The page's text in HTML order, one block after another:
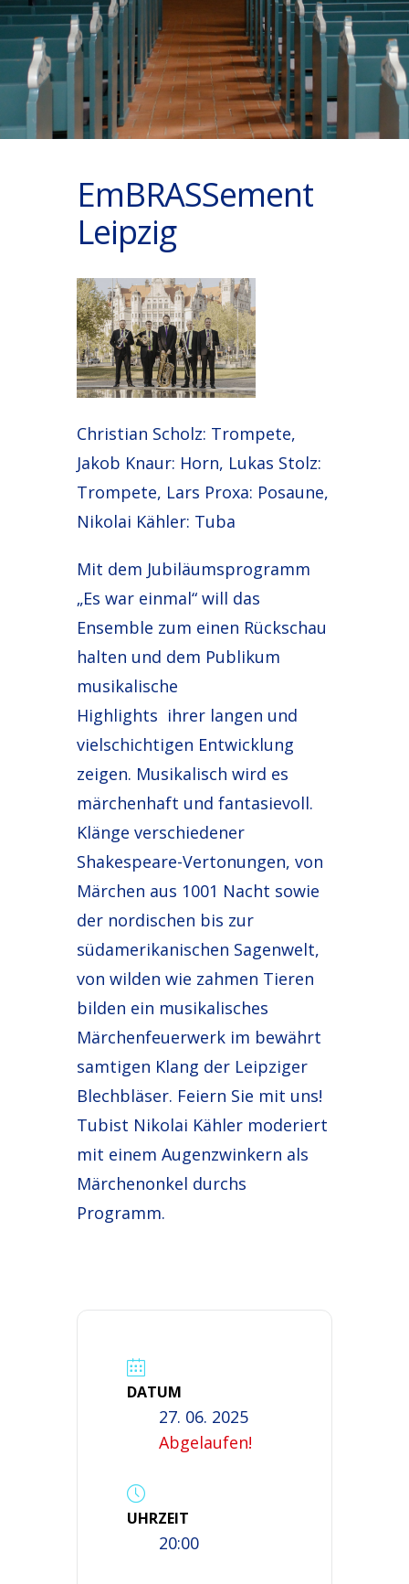
EmBRASSement
Leipzig
Christian Scholz: Trompete,
Jakob Knaur: Horn, Lukas Stolz:
Trompete, Lars Proxa: Posaune,
Nikolai Kähler: Tuba
Mit dem Jubiläumsprogramm
„Es war einmal“ will das
Ensemble zum einen Rückschau
halten und dem Publikum
musikalische
Highlights ihrer langen und
vielschichtigen Entwicklung
zeigen. Musikalisch wird es
märchenhaft und fantasievoll.
Klänge verschiedener
Shakespeare-Vertonungen, von
Märchen aus 1001 Nacht sowie
der nordischen bis zur
südamerikanischen Sagenwelt,
von wilden wie zahmen Tieren
bilden ein musikalisches
Märchenfeuerwerk im bewährt
samtigen Klang der Leipziger
Blechbläser. Feiern Sie mit uns!
Tubist Nikolai Kähler moderiert
mit einem Augenzwinkern als
Märchenonkel durchs
Programm.
DATUM
27. 06. 2025
Abgelaufen!
UHRZEIT
20:00